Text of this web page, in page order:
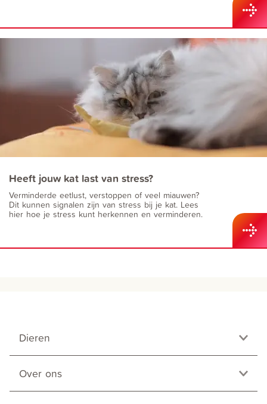
Heeft jouw kat last van stress?
Verminderde eetlust, verstoppen of veel miauwen?
Dit kunnen signalen zijn van stress bij je kat. Lees
hier hoe je stress kunt herkennen en verminderen.
Dieren
Over ons